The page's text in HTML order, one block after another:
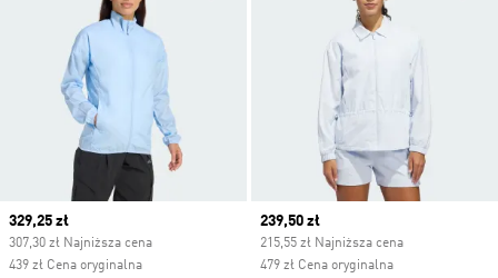
Current price
329,25 zł
307,30 zł Najniższa cena
439 zł Cena oryginalna
Current price
239,50 zł
215,55 zł Najniższa cena
479 zł Cena oryginalna